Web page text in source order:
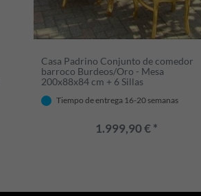
Casa Padrino Conjunto de comedor
barroco Burdeos/Oro - Mesa
200x88x84 cm + 6 Sillas
Tiempo de entrega 16-20 semanas
1.999,90 € *